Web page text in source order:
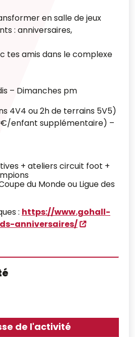
en salle de jeux
: anniversaires,
tes amis dans le complexe
– Dimanches pm
4V4 ou 2h de terrains 5V5)
enfant supplémentaire) –
+ ateliers circuit foot +
du Monde ou Ligue des
: https://www.gohall-
anniversaires/
de l'activité